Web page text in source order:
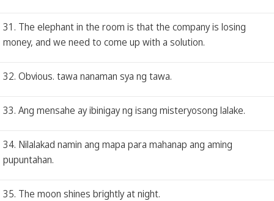
31. The elephant in the room is that the company is losing
money, and we need to come up with a solution.
32. Obvious. tawa nanaman sya ng tawa.
33. Ang mensahe ay ibinigay ng isang misteryosong lalake.
34. Nilalakad namin ang mapa para mahanap ang aming
pupuntahan.
35. The moon shines brightly at night.